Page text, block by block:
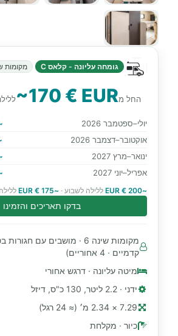
גומחה עליונה - קלאס C מקומות
החל מ~170 € EUR
יולי–ספטמבר 2026
אוקטובר–דצמבר 2026
ינואר–מרץ 2027
אפריל–יוני 2027
~200 € EUR ללילה לשבוע · ~175 € EUR
בדקו תאריכים והזמינו
קדמיים · 4 אחוריים)
מיטה עליונה · דרגש אחורי
ידני · 2.2 ליטר, 130 כ"ס, דיזל
7.29 × 2.34 מ׳ (≈ 24 רגל)
כיור · מקלחת